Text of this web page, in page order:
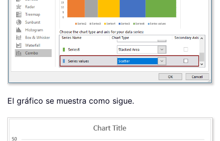
El gráfico se muestra como sigue.